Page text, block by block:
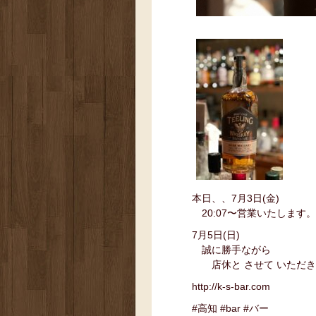
本日、、7月3日(金)
20:07〜営業いたします。
7月5日(日)
誠に勝手ながら
店休と させて いただき
http://k-s-bar.com
#高知 #bar #バー